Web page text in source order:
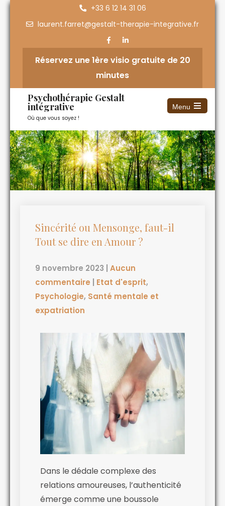
+33 6 12 14 31 06
laurent.farret@gestalt-therapie-integrative.fr
Réservez une 1ère visio gratuite de 20
minutes
Psychothérapie Gestalt
intégrative
Où que vous soyez !
Menu
Sincérité ou Mensonge, faut-il
Tout se dire en Amour ?
9 novembre 2023
Aucun
commentaire
Etat d'esprit,
Psychologie, Santé mentale et
expatriation
Dans le dédale complexe des
relations amoureuses, l’authenticité
émerge comme une boussole